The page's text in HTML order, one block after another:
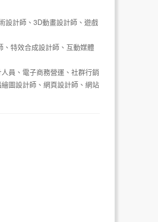
設計師、3D動畫設計師、遊戲
特效合成設計師、互動媒體
員、電子商務營運、社群行銷
圖設計師、網頁設計師、網站